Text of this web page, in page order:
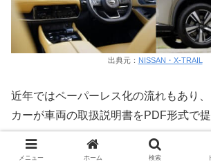
出典元： NISSAN・X-TRAIL
近年ではペーパーレス化の流れもあり、
カーが車両の取扱説明書をPDF形式で提
日産エクストレイルT33もその例外で
メニュー ホーム 検索